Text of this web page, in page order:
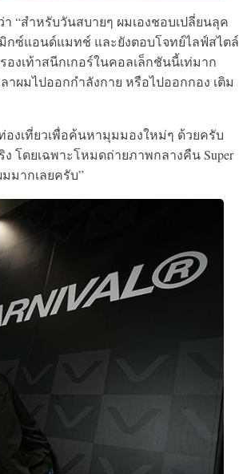
“สำหรับวันสบายๆ ผมเองชอบเปลี่ยนลุค
กซ์แอนด์แมทช์ และยังตอบโจทย์ไลฟ์สไตล์
งเท้าสนีกเกอร์ในคอลเล็กชันนี้เท่มาก
ผมไปออกกำลังกาย หรือไปออกกอง เติม
องเที่ยวเพื่อค้นหามุมมองใหม่ๆ ด้วยครับ
โดยเฉพาะโหมดถ่ายภาพกลางคืน Super
มากเลยครับ”